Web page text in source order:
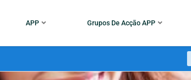
APP Grupos De Acção APP